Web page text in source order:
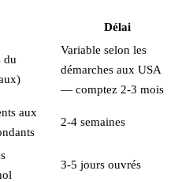
Délai
du
Variable selon les
démarches aux USA
— comptez 2-3 mois
aux
2-4 semaines
3-5 jours ouvrés